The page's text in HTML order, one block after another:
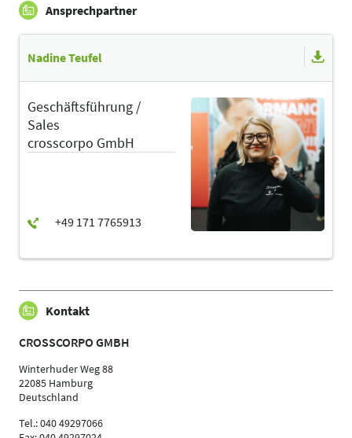
Ansprechpartner
Nadine Teufel
Geschäftsführung /
Sales
crosscorpo GmbH
Kontakt
CROSSCORPO GMBH
Winterhuder Weg 88
22085 Hamburg
Deutschland
Tel.: 040 49297066